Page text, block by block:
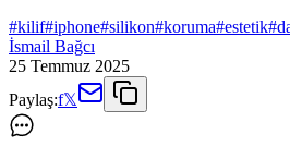
#kilif#iphone#silikon#koruma#estetik#
İsmail Bağcı
25 Temmuz 2025
Paylaş:f𝕏